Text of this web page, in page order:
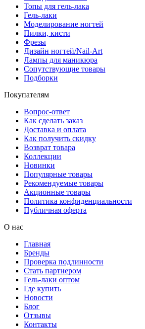
Топы для гель-лака
Гель-лаки
Моделирование ногтей
Пилки, кисти
Фрезы
Дизайн ногтей/Nail-Art
Лампы для маникюра
Сопутствующие товары
Подборки
Покупателям
Вопрос-ответ
Как сделать заказ
Доставка и оплата
Как получить скидку
Возврат товара
Коллекции
Новинки
Популярные товары
Рекомендуемые товары
Акционные товары
Политика конфиденциальности
Публичная оферта
О нас
Главная
Бренды
Проверка подлинности
Стать партнером
Гель-лаки оптом
Где купить
Новости
Блог
Отзывы
Контакты